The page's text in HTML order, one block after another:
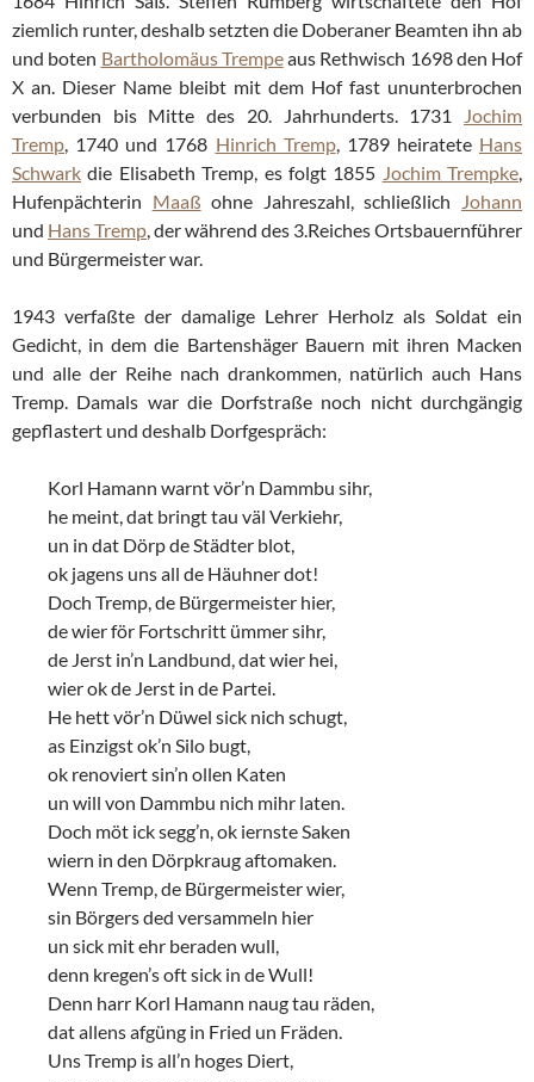
ziemlich runter, deshalb setzten die Doberaner Beamten ihn ab
und boten Bartholomäus Trempeaus Rethwisch 1698 den Hof
X an. Dieser Name bleibt mit dem Hof fast ununterbrochen
verbunden bis Mitte des 20. Jahrhunderts. 1731
Jochim
Tremp, 1740 und 1768 Hinrich Tremp, 1789 heiratete Hans
Schwark die Elisabeth Tremp, es folgt 1855 Jochim Trempke,
Hufenpächterin Maaß ohne Jahreszahl, schließlich
Johann
und Hans Tremp, der während des 3.Reiches Ortsbauernführer
und Bürgermeister war.
1943 verfaßte der damalige Lehrer Herholz als Soldat ein
Gedicht, in dem die Bartenshäger Bauern mit ihren Macken
und alle der Reihe nach drankommen, natürlich auch Hans
Tremp. Damals war die Dorfstraße noch nicht durchgängig
gepflastert und deshalb Dorfgespräch:
Korl Hamann warnt vör’n Dammbu sihr,
he meint, dat bringt tau väl Verkiehr,
un in dat Dörp de Städter blot,
ok jagens uns all de Häuhner dot!
Doch Tremp, de Bürgermeister hier,
de wier för Fortschritt ümmer sihr,
de Jerst in’n Landbund, dat wier hei,
wier ok de Jerst in de Partei.
He hett vör’n Düwel sick nich schugt,
as Einzigst ok’n Silo bugt,
ok renoviert sin’n ollen Katen
un will von Dammbu nich mihr laten.
Doch möt ick segg’n, ok iernste Saken
wiern in den Dörpkraug aftomaken.
Wenn Tremp, de Bürgermeister wier,
sin Börgers ded versammeln hier
un sick mit ehr beraden wull,
denn kregen’s oft sick in de Wull!
Denn harr Korl Hamann naug tau räden,
dat allens afgüng in Fried un Fräden.
Uns Tremp is all’n hoges Diert,